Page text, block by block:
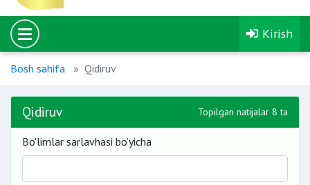
Kirish
Bosh sahifa Qidiruv
Qidiruv Topilgan natijalar 8 ta
Bo'limlar sarlavhasi bo’yicha